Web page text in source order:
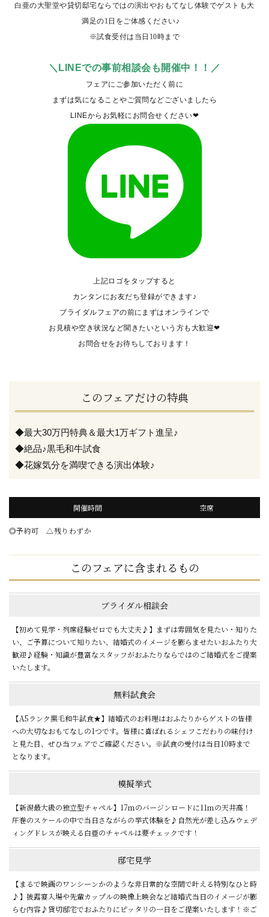
白亜の大聖堂や貸切邸宅ならではの演出やおもてなし体験でゲストも大
満足の1日をご体感ください♪
※試食受付は当日10時まで
＼LINEでの事前相談会も開催中！！／
フェアにご参加いただく前に
まずは気になることやご質問などございましたら
LINEからお気軽にお問合せください❤
上記ロゴをタップすると
カンタンにお友だち登録ができます♪
ブライダルフェアの前にまずはオンラインで
お見積や空き状況など聞きたいという方も大歓迎❤
お問合せをお待ちしております！
このフェアだけの特典
◆最大30万円特典＆最大1万ギフト進呈♪
◆絶品♪黒毛和牛試食
◆花嫁気分を満喫できる演出体験♪
開催時間 空席
◎予約可 △残りわずか
このフェアに含まれるもの
ブライダル相談会
【初めて見学・列席経験ゼロでも大丈夫♪】まずは雰囲気を見たい・知りた
い、ご予算について知りたい、結婚式のイメージを膨らませたいおふたり大
歓迎♪経験・知識が豊富なスタッフがおふたりならではのご結婚式をご提案
いたします。
無料試食会
【A5ランク黒毛和牛試食★】結婚式のお料理はおふたりからゲストの皆様
への大切なおもてなしの1つです。皆様に喜ばれるシェフこだわりの味付け
と見た目、ぜひ当フェアでご確認ください。※試食の受付は当日10時まで
となります。
模擬挙式
【新潟最大級の独立型チャペル】17ｍのバージンロードに11ｍの天井高！
圧巻のスケールの中で当日さながらの挙式体験を♪自然光が差し込みウェデ
ィングドレスが映える白亜のチャペルは要チェックです！
邸宅見学
【まるで映画のワンシーンかのような非日常的な空間で叶える特別なひと時
♪】披露宴入場や先輩カップルの映像上映会など結婚式当日のイメージが膨
らむ内容♪貸切邸宅でおふたりにピッタリの一日をご提案いたします！※ご